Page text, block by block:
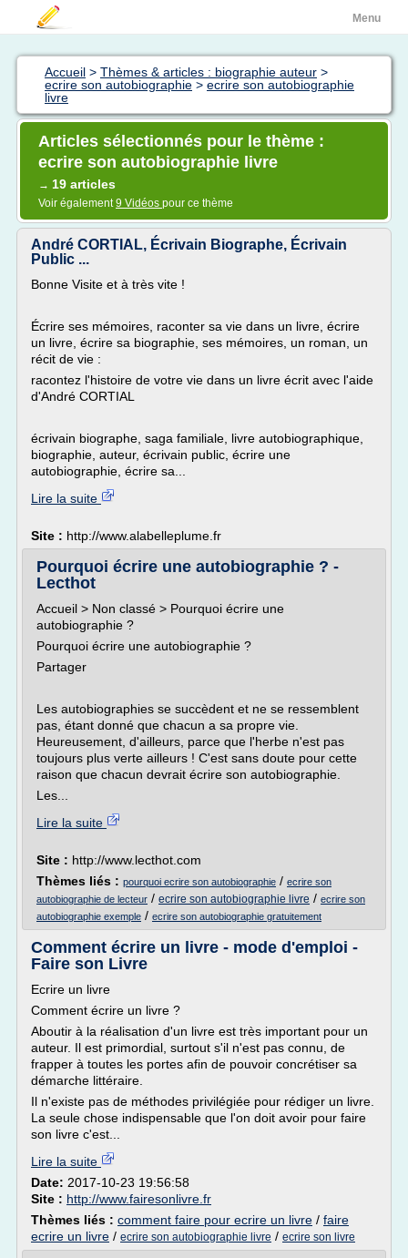
Menu
Accueil > Thèmes & articles : biographie auteur >
ecrire son autobiographie > ecrire son autobiographie
livre
Articles sélectionnés pour le thème :
ecrire son autobiographie livre
→ 19 articles
Voir également9 Vidéos pour ce thème
André CORTIAL, Écrivain Biographe, Écrivain
Public ...
Bonne Visite et à très vite !
Écrire ses mémoires, raconter sa vie dans un livre, écrire
un livre, écrire sa biographie, ses mémoires, un roman, un
récit de vie :
racontez l'histoire de votre vie dans un livre écrit avec l'aide
d'André CORTIAL
écrivain biographe, saga familiale, livre autobiographique,
biographie, auteur, écrivain public, écrire une
autobiographie, écrire sa...
Lire la suite
Site : http://www.alabelleplume.fr
Pourquoi écrire une autobiographie ? -
Lecthot
Accueil > Non classé > Pourquoi écrire une
autobiographie ?
Pourquoi écrire une autobiographie ?
Partager
Les autobiographies se succèdent et ne se ressemblent
pas, étant donné que chacun a sa propre vie.
Heureusement, d'ailleurs, parce que l'herbe n'est pas
toujours plus verte ailleurs ! C'est sans doute pour cette
raison que chacun devrait écrire son autobiographie.
Les...
Lire la suite
Site : http://www.lecthot.com
Thèmes liés : pourquoi ecrire son autobiographie / ecrire son
autobiographie de lecteur / ecrire son autobiographie livre / ecrire son
autobiographie exemple / ecrire son autobiographie gratuitement
Comment écrire un livre - mode d'emploi -
Faire son Livre
Ecrire un livre
Comment écrire un livre ?
Aboutir à la réalisation d'un livre est très important pour un
auteur. Il est primordial, surtout s'il n'est pas connu, de
frapper à toutes les portes afin de pouvoir concrétiser sa
démarche littéraire.
Il n'existe pas de méthodes privilégiée pour rédiger un livre.
La seule chose indispensable que l'on doit avoir pour faire
son livre c'est...
Lire la suite
Date: 2017-10-23 19:56:58
Site : http://www.fairesonlivre.fr
Thèmes liés : comment faire pour ecrire un livre / faire
ecrire un livre / ecrire son autobiographie livre / ecrire son livre